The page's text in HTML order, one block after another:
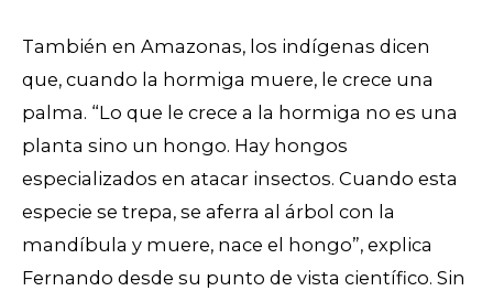
También en Amazonas, los indígenas dicen
que, cuando la hormiga muere, le crece una
palma. “Lo que le crece a la hormiga no es una
planta sino un hongo. Hay hongos
especializados en atacar insectos. Cuando esta
especie se trepa, se aferra al árbol con la
mandíbula y muere, nace el hongo”, explica
Fernando desde su punto de vista científico. Sin